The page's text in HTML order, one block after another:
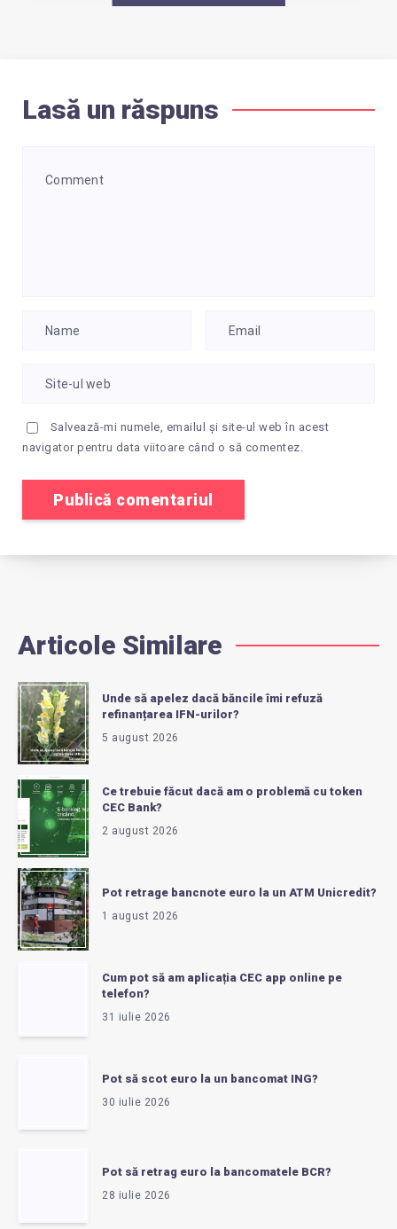
Lasă un răspuns
Salvează-mi numele, emailul și site-ul web în acest
navigator pentru data viitoare când o să comentez.
Articole Similare
Unde să apelez dacă băncile îmi refuză
refinanțarea IFN-urilor?
5 august 2026
Ce trebuie făcut dacă am o problemă cu token
CEC Bank?
2 august 2026
Pot retrage bancnote euro la un ATM Unicredit?
1 august 2026
Cum pot să am aplicația CEC app online pe
telefon?
31 iulie 2026
Pot să scot euro la un bancomat ING?
30 iulie 2026
Pot să retrag euro la bancomatele BCR?
28 iulie 2026